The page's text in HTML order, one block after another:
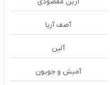
آرین مقصودی
آصف آریا
آلین
آمیش و جویون